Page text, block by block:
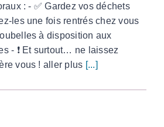
: - ✅ Gardez vos déchets
les une fois rentrés chez vous
à disposition aux
- ❗️ Et surtout… ne laissez
vous ! aller plus [...]